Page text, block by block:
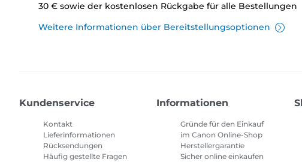
30 € sowie der kostenlosen Rückgabe für alle Bestellungen
Weitere Informationen über Bereitstellungsoptionen
Kundenservice
Kontakt
Lieferinformationen
Rücksendungen
Häufig gestellte Fragen
Informationen
Gründe für den Einkauf
im Canon Online-Shop
Herstellergarantie
Sicher online einkaufen